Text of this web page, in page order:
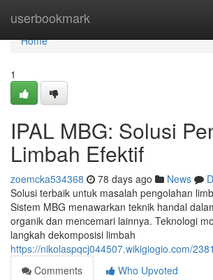
userbookmark
Home
Home
1
IPAL MBG: Solusi
Limbah Efektif
zoemcka534368 78 days ago News
Solusi terbaik untuk masalah pengolahan
Sistem MBG menawarkan teknik handal
organik dan mencemari lainnya. Teknologi
langkah dekomposisi limbah
https://nikolaspqcj044507.wikigiogio.com/
Comments
Who Upvoted